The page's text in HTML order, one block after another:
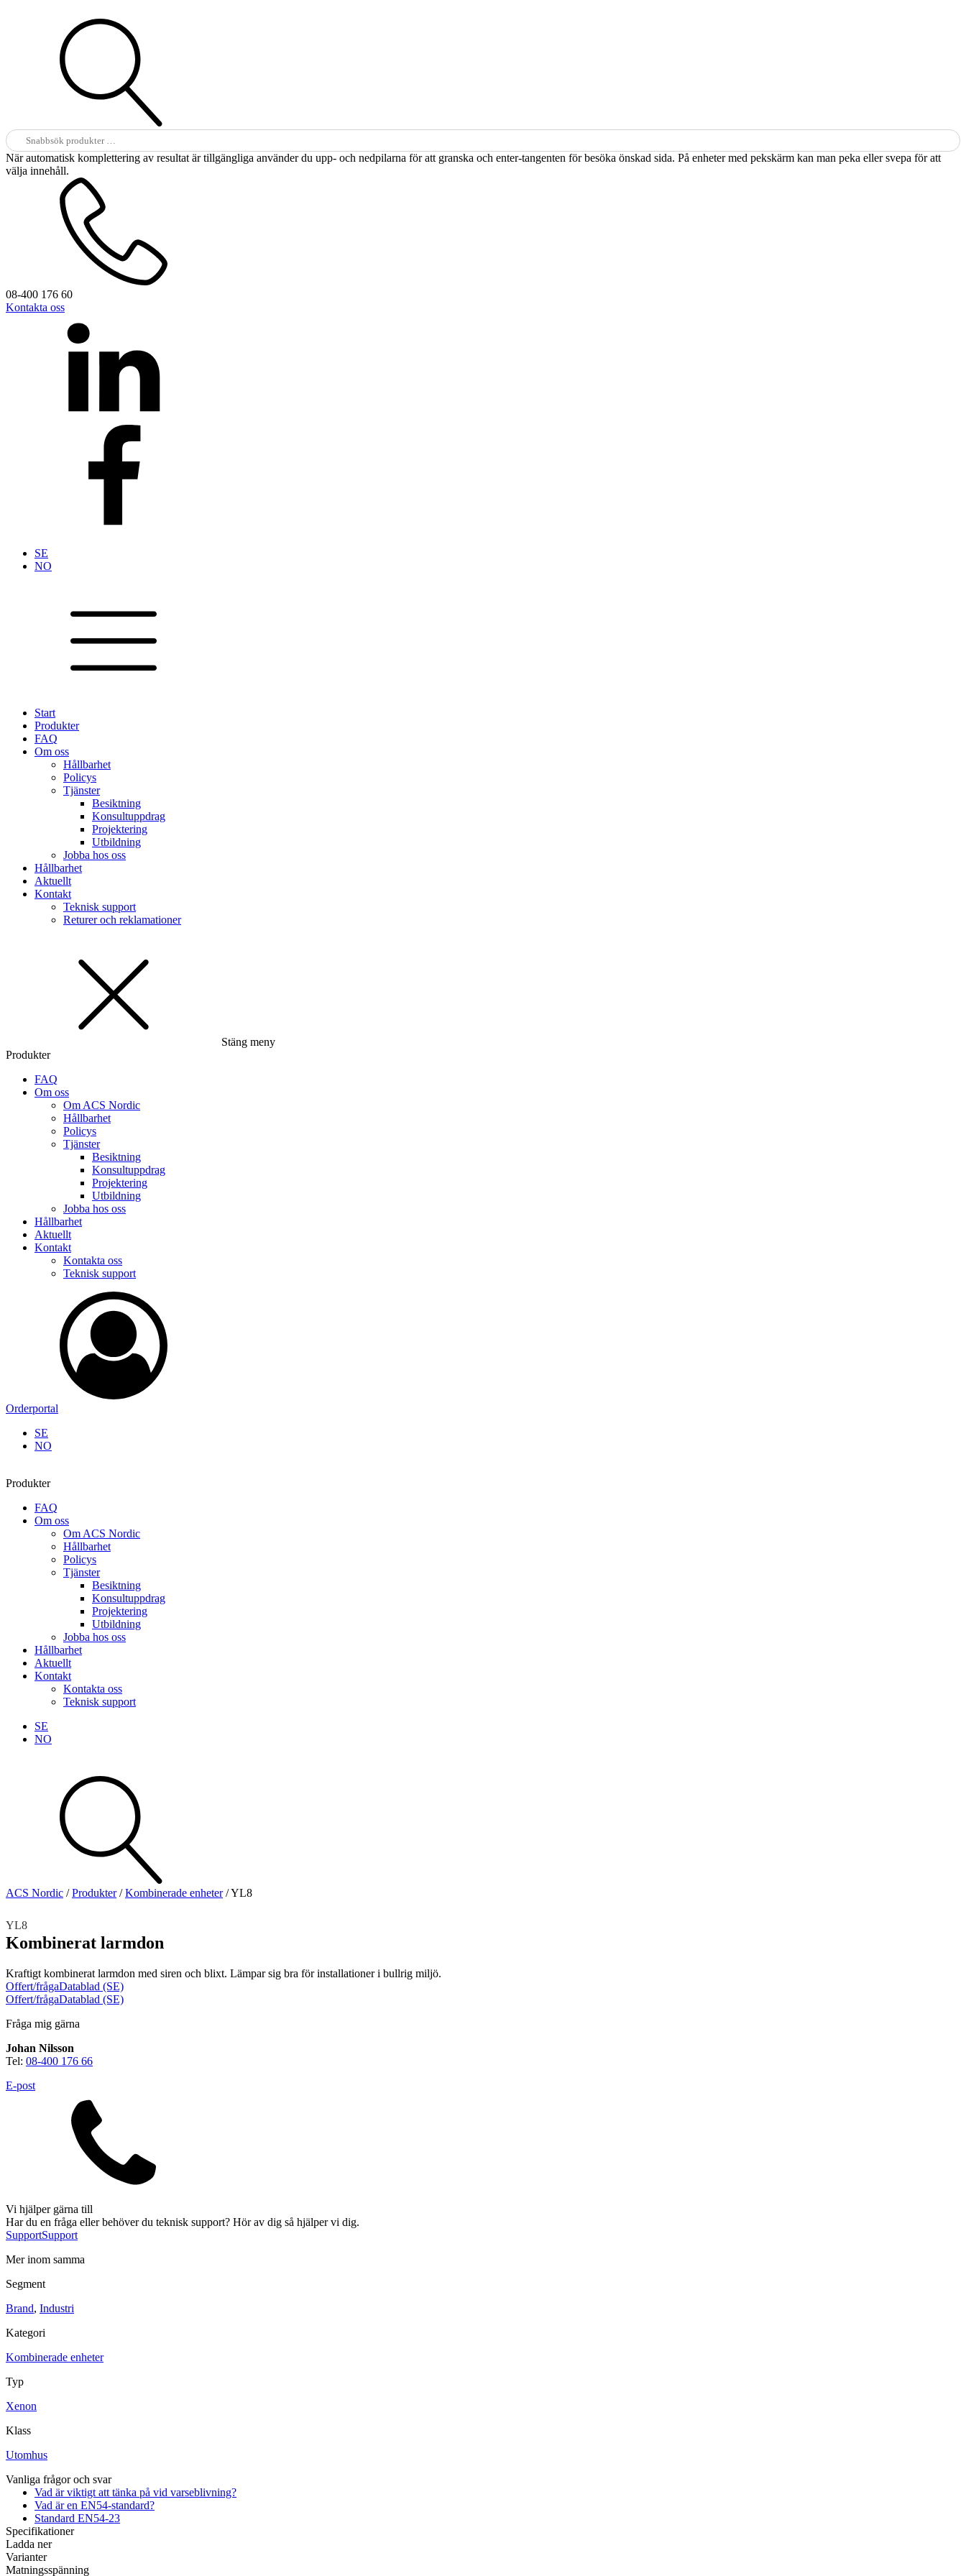
Sök
efter:
När automatisk komplettering av resultat är tillgängliga använder du upp- och nedpilarna för att granska och enter-tangenten för besöka önskad sida. På enheter med pekskärm kan man peka eller svepa för att
välja innehåll.
08-400 176 60
Kontakta oss
SE
NO
Start
Produkter
FAQ
Om oss
Hållbarhet
Policys
Tjänster
Besiktning
Konsultuppdrag
Projektering
Utbildning
Jobba hos oss
Hållbarhet
Aktuellt
Kontakt
Teknisk support
Returer och reklamationer
Stäng meny
Produkter
FAQ
Om oss
Om ACS Nordic
Hållbarhet
Policys
Tjänster
Besiktning
Konsultuppdrag
Projektering
Utbildning
Jobba hos oss
Hållbarhet
Aktuellt
Kontakt
Kontakta oss
Teknisk support
Orderportal
SE
NO
Produkter
FAQ
Om oss
Om ACS Nordic
Hållbarhet
Policys
Tjänster
Besiktning
Konsultuppdrag
Projektering
Utbildning
Jobba hos oss
Hållbarhet
Aktuellt
Kontakt
Kontakta oss
Teknisk support
SE
NO
Se alla kategorier
Se alla produkter
Offertförfrågan
Brand
Larmsystem
Säkerhet
Blixtljus
SirenerKombinerade enheter
Industri
Sirener
Ex-klassade
Kombinerade enheter
Detektorer
Larmklockor
Tillbehör
ACS Nordic /Produkter/Kombinerade enheter/YL8
YL8
Kombinerat larmdon
Kraftigt kombinerat larmdon med siren och blixt. Lämpar sig bra för installationer i bullrig miljö.
Offert/frågaDatablad (SE)
Offert/frågaDatablad (SE)
Fråga mig gärna
Johan Nilsson
Tel: 08-400 176 66
E-post
Vi hjälper gärna till
Har du en fråga eller behöver du teknisk support? Hör av dig så hjälper vi dig.
SupportSupport
Mer inom samma
Segment
Brand, Industri
Kategori
Kombinerade enheter
Typ
Xenon
Klass
Utomhus
Vanliga frågor och svar
Vad är viktigt att tänka på vid varseblivning?
Vad är en EN54-standard?
Standard EN54-23
Specifikationer
Ladda ner
Varianter
Matningsspänning